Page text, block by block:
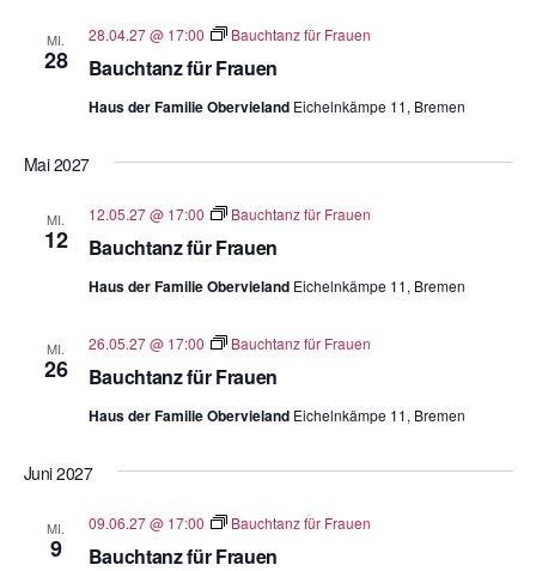
MI.
28 Bauchtanz für Frauen
28.04.27 @ 17:00 Bauchtanz für Frauen
Haus der Familie Obervieland Eichelnkämpe 11, Bremen
Mai 2027
MI.
12 Bauchtanz für Frauen
12.05.27 @ 17:00 Bauchtanz für Frauen
Haus der Familie Obervieland Eichelnkämpe 11, Bremen
MI.
26 Bauchtanz für Frauen
26.05.27 @ 17:00 Bauchtanz für Frauen
Haus der Familie Obervieland Eichelnkämpe 11, Bremen
Juni 2027
MI.
9 Bauchtanz für Frauen
09.06.27 @ 17:00 Bauchtanz für Frauen